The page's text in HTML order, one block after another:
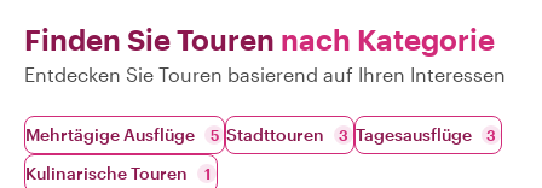
Finden Sie Touren nach Kategorie
Entdecken Sie Touren basierend auf Ihren Interessen
Mehrtägige Ausflüge 5 Stadttouren 3 Tagesausflüge 3
Kulinarische Touren 1